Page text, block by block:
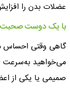
عضلات بدن را
با یک دوست صحبت
گاهی وقتی احساس
می‌خواهید به‌سرعت
صمیمی یا یکی از